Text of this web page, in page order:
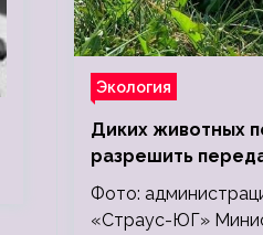
Экология
Диких животных
разрешить
зоопарки
Фото:
«Страус-ЮГ»